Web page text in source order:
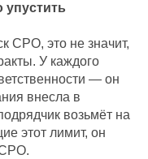
упустить
СРО, это не значит,
У каждого
— он
внесла в
возьмёт на
этот лимит, он
СРО.